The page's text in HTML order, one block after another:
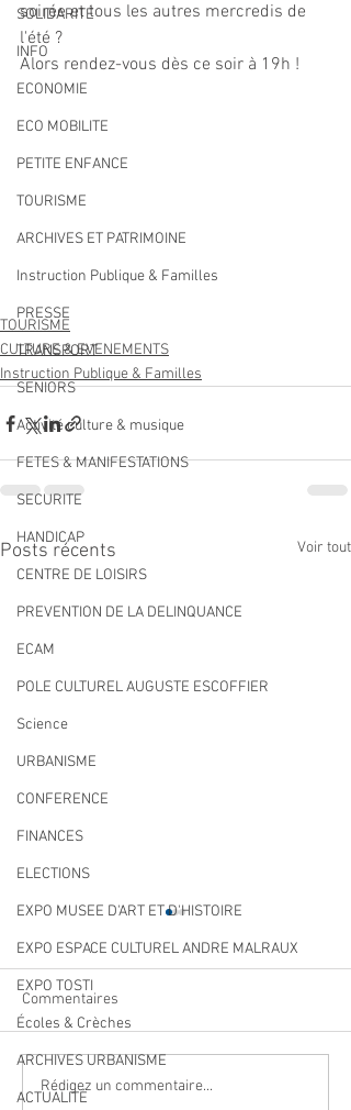
SOLIDARITÉ
INFO
ECONOMIE
ECO MOBILITE
PETITE ENFANCE
TOURISME
ARCHIVES ET PATRIMOINE
Instruction Publique & Familles
PRESSE
TRANSPORT
SENIORS
Activité culture & musique
FETES & MANIFESTATIONS
SECURITE
HANDICAP
CENTRE DE LOISIRS
PREVENTION DE LA DELINQUANCE
ECAM
POLE CULTUREL AUGUSTE ESCOFFIER
Science
URBANISME
CONFERENCE
FINANCES
ELECTIONS
EXPO MUSEE D'ART ET D'HISTOIRE
EXPO ESPACE CULTUREL ANDRE MALRAUX
EXPO TOSTI
Écoles & Crèches
ARCHIVES URBANISME
ACTUALITÉ
soirée et tous les autres mercredis de
l'été ?
Alors rendez-vous dès ce soir à 19h !
TOURISME
CULTURE & EVENEMENTS
Instruction Publique & Familles
Posts récents Voir tout
Qualité des eaux de
Commentaires
Rédigez un commentaire...